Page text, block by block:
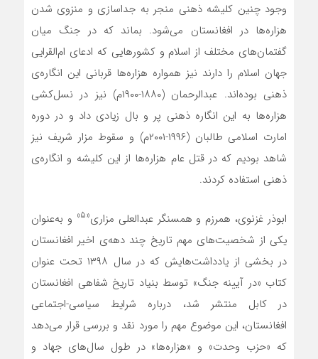
وجود چنین کلیشه ذهنی منجر به جداسازی و منزوی شدن
هزاره‌ها در افغانستان می‌شود. بماند که در جنگ میان
گفتمان‌های مختلف از اسلام و کشورهایی که ادعای ام‌القرایی
جهان اسلام را دارند نیز همواره هزاره‌ها قربانی این انگاره‌ی
ذهنی بوده‌اند. عبدالرحمان (۱۸۸۰-۱۹۰۰م) نیز در نسل‌کشی
هزاره‌ها به این انگاره ذهنی پر و بال زیادی داد و در دوره
امارت اسلامی طالبان (۱۹۹۶-۲۰۰۱م) و سقوط مزار شریف نیز
شاهد بودیم که در قتل ‌عام هزاره‌ها از این کلیشه و انگاره‌ی
ذهنی استفاده کردند.
ابوذر غزنوی، همرزم و همسنگر عبدالعلی مزاری«۵»
و به‌عنوان
یکی از شخصیت‌های مهم تاریخ چند دهه‌ی اخیر افغانستان
در بخشی از یادداشت‌هایش که در سال ۱۳۹۸ تحت عنوان
کتاب «در آیینه جنگ» توسط بنیاد تاریخ شفاهی افغانستان
در کابل منتشر شد، درباره شرایط سیاسی-اجتماعی
افغانستان، این موضوع مهم را مورد نقد و بررسی قرار می‌دهد
که «حزب وحدت» و «هزاره‌ها» در طول سال‌های جهاد و